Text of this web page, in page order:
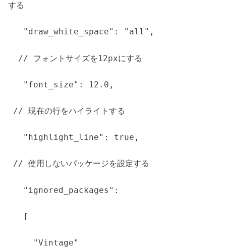
する
"draw_white_space": "all",
// フォントサイズを12pxにする
"font_size": 12.0,
// 現在の行をハイライトする
"highlight_line": true,
// 使用しないパッケージを設定する
"ignored_packages":
[
"Vintage"